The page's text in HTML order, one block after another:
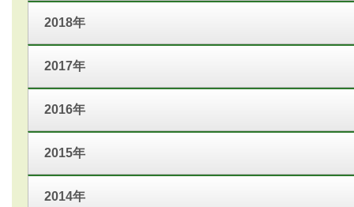
2018年
2017年
2016年
2015年
2014年